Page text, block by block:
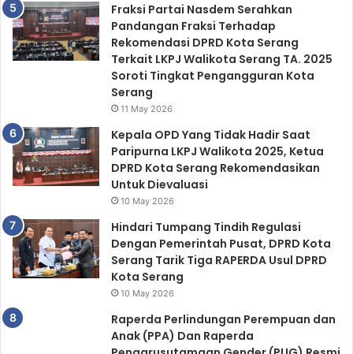
Fraksi Partai Nasdem Serahkan
Pandangan Fraksi Terhadap
Rekomendasi DPRD Kota Serang
Terkait LKPJ Walikota Serang TA. 2025
Soroti Tingkat Pengangguran Kota
Serang
11 May 2026
Kepala OPD Yang Tidak Hadir Saat
Paripurna LKPJ Walikota 2025, Ketua
DPRD Kota Serang Rekomendasikan
Untuk Dievaluasi
10 May 2026
Hindari Tumpang Tindih Regulasi
Dengan Pemerintah Pusat, DPRD Kota
Serang Tarik Tiga RAPERDA Usul DPRD
Kota Serang
10 May 2026
Raperda Perlindungan Perempuan dan
Anak (PPA) Dan Raperda